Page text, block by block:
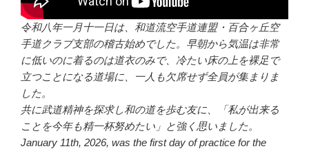
令和八年一月十一日は、和道流空手道連盟・百合ヶ丘空
手道クラブ支部の稽古始めでした。早朝から気温は非常
に低いのに着るのは道衣のみで、冷たい床の上を裸足で
立つことになる道場に、一人も欠席せず全員が集まりま
した。
共に武道精神を探求し和の道を歩む友に、「私が出来る
ことを今年も精一杯努めたい」と強く思いました。
January 11th, 2026, was the first day of practice for the